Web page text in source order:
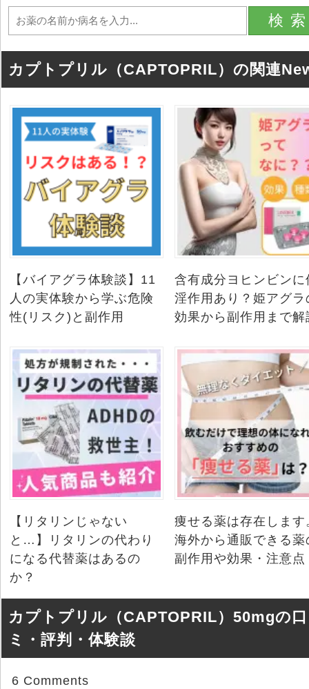
検
カプトプリル（CAPTOPRIL）の関連
【バイアグラ体験談】11
人の実体験から学ぶ危険
性(リスク)と副作用
含有成分ヨヒンビンに
淫作用あり？姫アグラ
効果から副作用まで解
【リタリンじゃない
と…】リタリンの代わり
になる代替薬はあるの
か？
痩せる薬は存在します
海外から通販できる薬
副作用や効果・注意点
カプトプリル（CAPTOPRIL）50mgの
ミ・評判・体験談
6 Comments